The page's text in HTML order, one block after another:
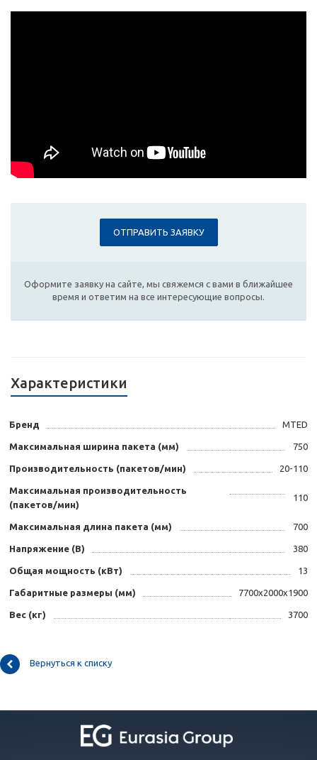
ОТПРАВИТЬ ЗАЯВКУ
Оформите заявку на сайте, мы свяжемся с вами в ближайшее
время и ответим на все интересующие вопросы.
Характеристики
Бренд MTED
Максимальная ширина пакета (мм) 750
Производительность (пакетов/мин) 20-110
Максимальная производительность
(пакетов/мин)
110
Максимальная длина пакета (мм) 700
Напряжение (B) 380
Общая мощность (кВт) 13
Габаритные размеры (мм) 7700x2000x1900
Вес (кг) 3700
Вернуться к списку